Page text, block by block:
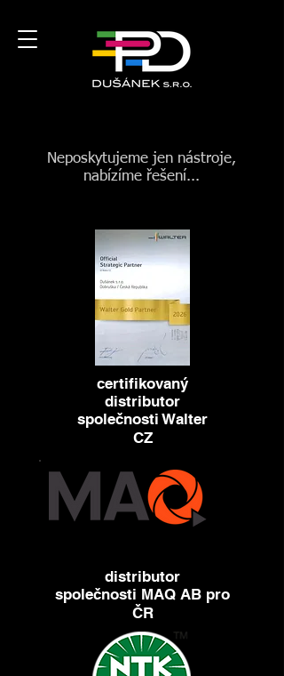
Neposkytujeme jen nástroje,
nabízíme řešení...
certifikovaný
distributor
společnosti Walter
CZ
distributor
společnosti MAQ AB pro
ČR